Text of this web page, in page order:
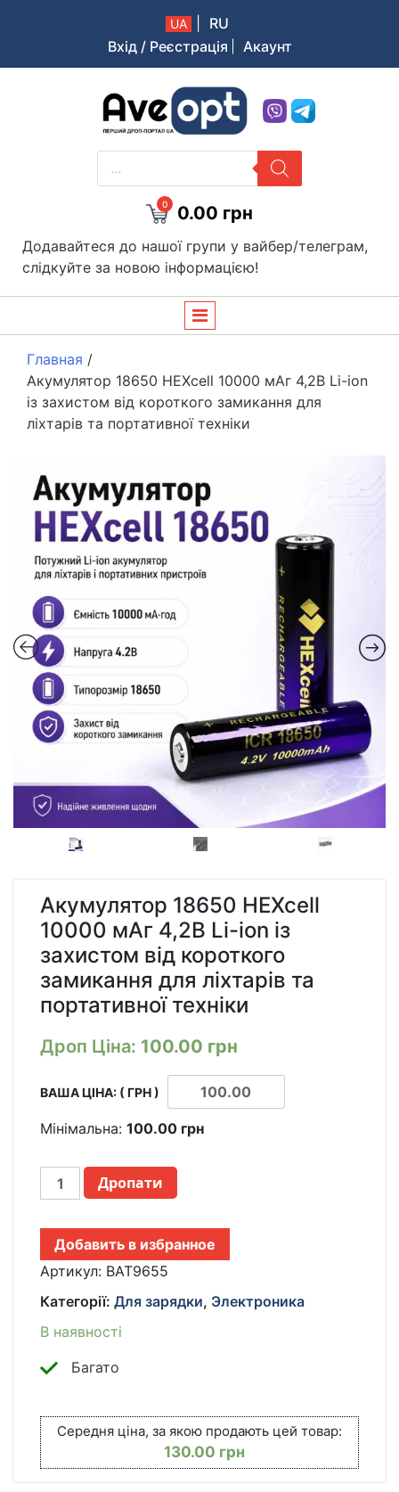
UA
RU
Вхід / Реєстрація
Акаунт
Aveopt – оптова дропшипінг платформа в Україні
PRODUCTS
SEARCH
0 0.00 грн
Додавайтеся до нашої групи у вайбер/телеграм,
слідкуйте за новою інформацією!
Главная /
Акумулятор 18650 HEXcell 10000 мАг 4,2В Li-ion
із захистом від короткого замикання для
ліхтарів та портативної техніки
Акумулятор 18650 HEXcell
10000 мАг 4,2В Li-ion із
захистом від короткого
замикання для ліхтарів та
портативної техніки
Дроп Ціна: 100.00 грн
ВАША ЦІНА: ( ГРН )
Мінімальна: 100.00 грн
АККУМУЛЯТОР
18650
10000
МАЧ
4.2В
ION
С
ОТ
ДЛЯ
ФОНАРЕЙ
И
Дропати
Добавить в избранное
Артикул: BAT9655
Категорії: Для зарядки, Электроника
В наявності
Багато
Середня ціна, за якою продають цей товар:
130.00 грн